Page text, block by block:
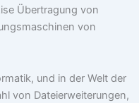
Übertragung von
von
und in der Welt der
von Dateierweiterungen,